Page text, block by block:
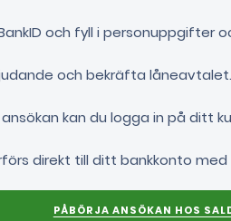
och fyll i personuppgifter
och bekräfta låneavtalet.
kan du logga in på ditt
direkt till ditt bankkonto med